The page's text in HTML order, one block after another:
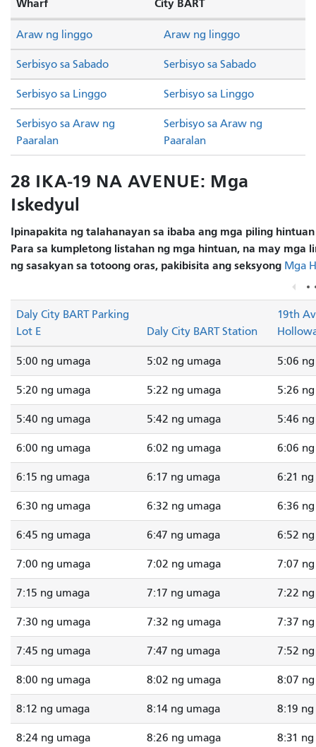
Wharf
City BART
Serbisyo sa Sabado Serbisyo sa Sabado
Serbisyo sa Linggo Serbisyo sa Linggo
Araw ng linggo Araw ng linggo
Serbisyo sa Araw ng
Paaralan
Serbisyo sa Araw ng
Paaralan
28 IKA-19 NA AVENUE: Mga
Iskedyul
Ipinapakita ng talahanayan sa ibaba ang mga piling
Para sa kumpletong listahan ng mga hintuan, na may
ng sasakyan sa totoong oras, pakibisita ang seksyong Mga
Daly City BART Parking
Lot E
Daly City BART Station
19th
5:00 ng umaga 5:02 ng umaga 5:06
5:20 ng umaga 5:22 ng umaga 5:26
5:40 ng umaga 5:42 ng umaga 5:46
6:00 ng umaga 6:02 ng umaga 6:06
6:15 ng umaga 6:17 ng umaga 6:21
6:30 ng umaga 6:32 ng umaga 6:36
6:45 ng umaga 6:47 ng umaga 6:52
7:00 ng umaga 7:02 ng umaga 7:07
7:15 ng umaga 7:17 ng umaga 7:22
7:30 ng umaga 7:32 ng umaga 7:37
7:45 ng umaga 7:47 ng umaga 7:52
8:00 ng umaga 8:02 ng umaga 8:07
8:12 ng umaga 8:14 ng umaga 8:19
8:24 ng umaga 8:26 ng umaga 8:31